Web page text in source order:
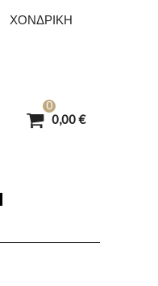
ΧΟΝΔΡΙΚΗ
0
0,00 €